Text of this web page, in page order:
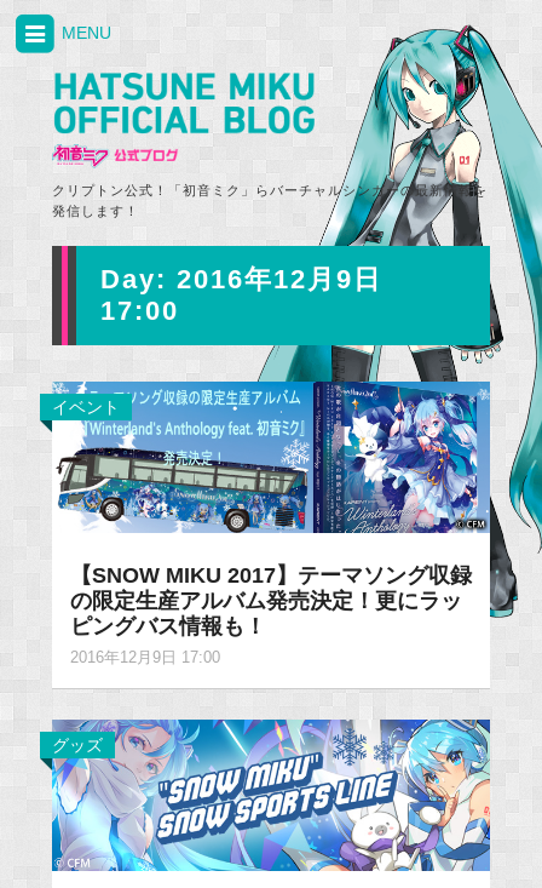
クリプトン公式！「初音ミク」らバーチャルシンガーの最新情報を
発信します！
MENU
Day: 2016年12月9日
17:00
イベント
【SNOW MIKU 2017】テーマソング収録
の限定生産アルバム発売決定！更にラッ
ピングバス情報も！
2016年12月9日 17:00
グッズ